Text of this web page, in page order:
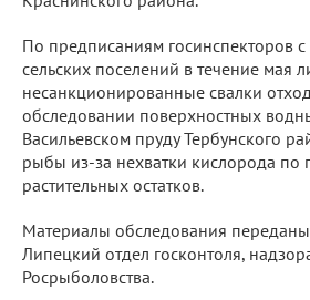
По предписаниям госинспекторов с
сельских поселений в течение мая
несанкционированные свалки
обследовании поверхностных
Васильевском пруду Тербунского
рыбы из-за нехватки кислорода по
растительных остатков.
Материалы обследования
Липецкий отдел госконтоля,
Росрыболовства.